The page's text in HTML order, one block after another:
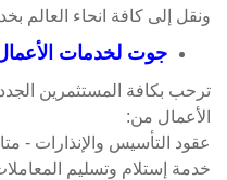
ونقل إلى كافة انحاء العالم
جوت لخدمات
ترحب بكافة المستثمرين
الأعمال من:
عقود التأسيس والإنذارات -
خدمة إستلام وتسليم